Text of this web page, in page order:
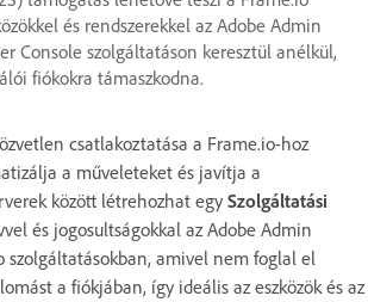
és rendszerekkel az Adobe Admin
Console szolgáltatáson keresztül anélkül,
fiókokra támaszkodna.
csatlakoztatása a Frame.io-hoz
a műveleteket és javítja a
között létrehozhat egy Szolgáltatási
és jogosultságokkal az Adobe Admin
szolgáltatásokban, amivel nem foglal el
a fiókjában, így ideális az eszközök és az